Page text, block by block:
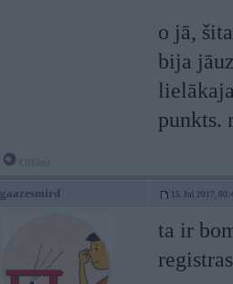
o jā,
bija
punkts.
gaazesmird 15. Jul 2017,
ta ir